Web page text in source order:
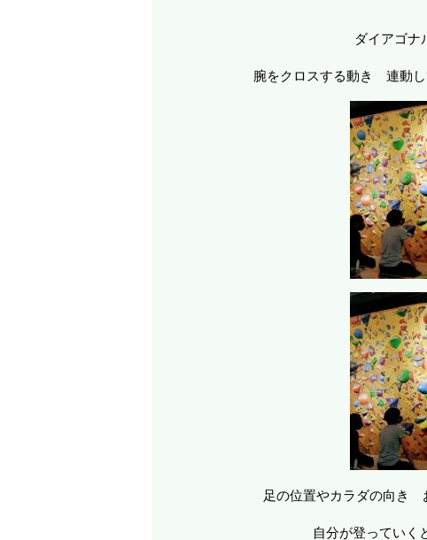
ダイアゴナ
腕をクロスする動き 連動し
足の位置やカラダの向き
自分が登っていく